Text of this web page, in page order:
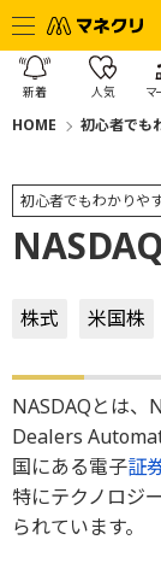
新着 人気 マ
HOME 初心者でも
初心者でもわかりや
NASDAQ
株式 米国株
NASDAQとは
Dealers
国にある電子証
特にテクノロジ
られています。